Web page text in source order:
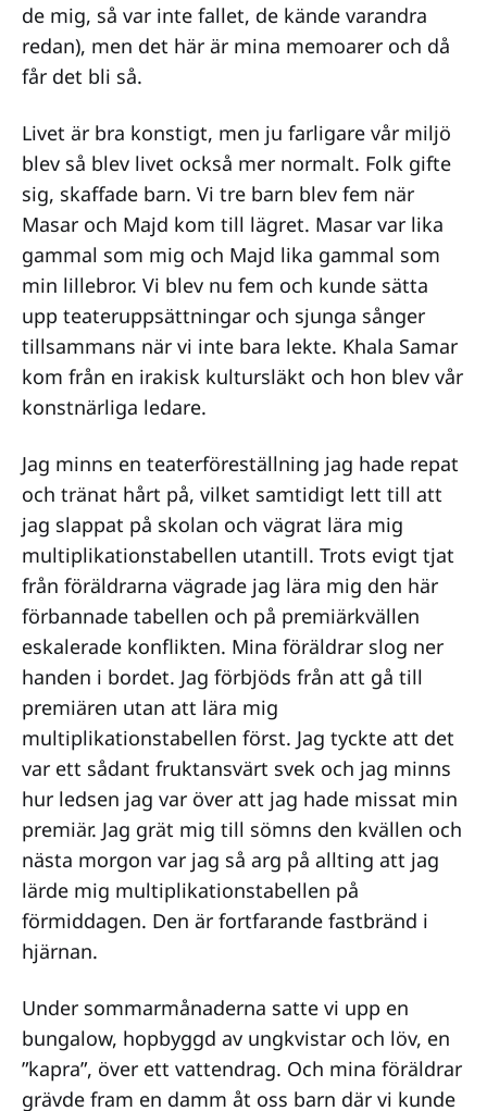
de mig, så var inte fallet, de kände varandra
redan), men det här är mina memoarer och då
får det bli så.
Livet är bra konstigt, men ju farligare vår miljö
blev så blev livet också mer normalt. Folk gifte
sig, skaffade barn. Vi tre barn blev fem när
Masar och Majd kom till lägret. Masar var lika
gammal som mig och Majd lika gammal som
min lillebror. Vi blev nu fem och kunde sätta
upp teateruppsättningar och sjunga sånger
tillsammans när vi inte bara lekte. Khala Samar
kom från en irakisk kultursläkt och hon blev vår
konstnärliga ledare.
Jag minns en teaterföreställning jag hade repat
och tränat hårt på, vilket samtidigt lett till att
jag slappat på skolan och vägrat lära mig
multiplikationstabellen utantill. Trots evigt tjat
från föräldrarna vägrade jag lära mig den här
förbannade tabellen och på premiärkvällen
eskalerade konflikten. Mina föräldrar slog ner
handen i bordet. Jag förbjöds från att gå till
premiären utan att lära mig
multiplikationstabellen först. Jag tyckte att det
var ett sådant fruktansvärt svek och jag minns
hur ledsen jag var över att jag hade missat min
premiär. Jag grät mig till sömns den kvällen och
nästa morgon var jag så arg på allting att jag
lärde mig multiplikationstabellen på
förmiddagen. Den är fortfarande fastbränd i
hjärnan.
Under sommarmånaderna satte vi upp en
bungalow, hopbyggd av ungkvistar och löv, en
”kapra”, över ett vattendrag. Och mina föräldrar
grävde fram en damm åt oss barn där vi kunde